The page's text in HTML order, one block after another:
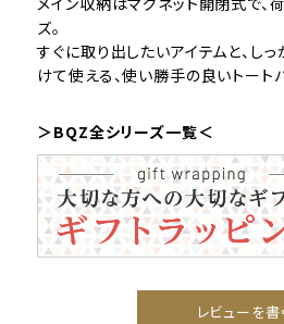
ズ。
すぐに取り出したいアイテムと、し
けて使える、使い勝手の良いトート
＞BQZ全シリーズ一覧＜
レビューを書